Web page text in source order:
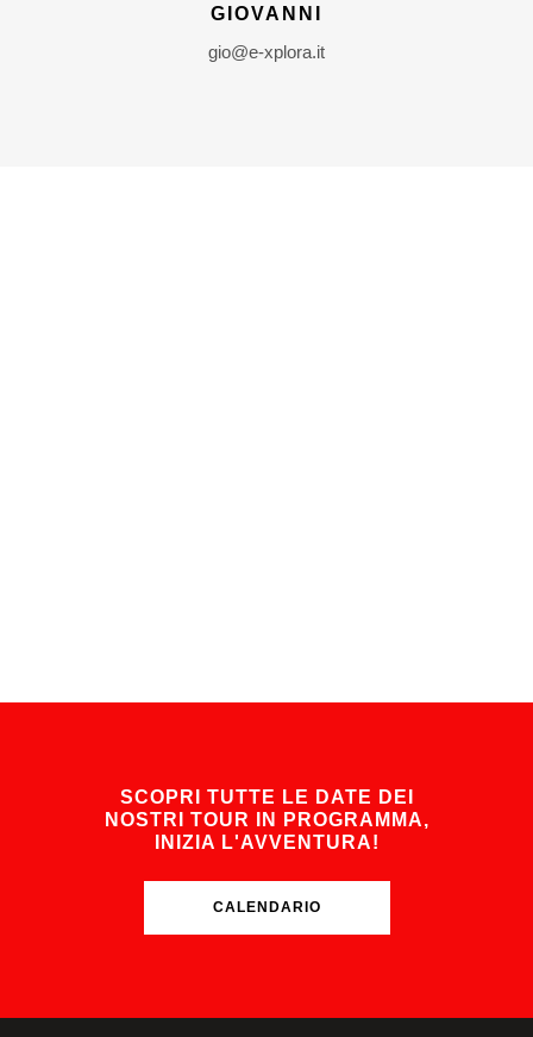
GIOVANNI
gio@e-xplora.it
SCOPRI TUTTE LE DATE DEI
NOSTRI TOUR IN PROGRAMMA,
INIZIA L'AVVENTURA!
CALENDARIO